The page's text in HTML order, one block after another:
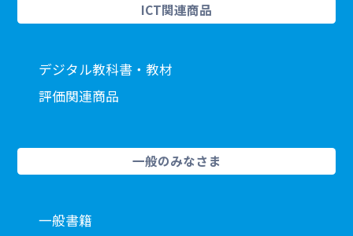
ICT関連商品
デジタル教科書・教材
評価関連商品
一般のみなさま
一般書籍